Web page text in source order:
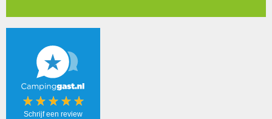
Schrijf een review